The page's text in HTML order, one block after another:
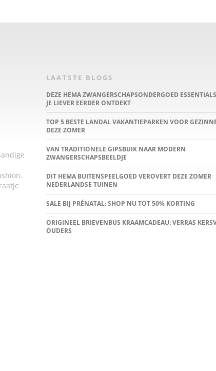
LAATSTE BLOGS
DEZE HEMA ZWANGERSCHAPSONDERGOED
JE LIEVER EERDER ONTDEKT
TOP 5 BESTE LANDAL VAKANTIEPARKEN VOOR
DEZE ZOMER
VAN TRADITIONELE GIPSBUIK NAAR MODERN
ZWANGERSCHAPSBEELDJE
DIT HEMA BUITENSPEELGOED VEROVERT DEZE ZOMER
NEDERLANDSE TUINEN
SALE BIJ PRÉNATAL: SHOP NU TOT 50% KORTING
ORIGINEEL BRIEVENBUS KRAAMCADEAU: VERRAS
OUDERS